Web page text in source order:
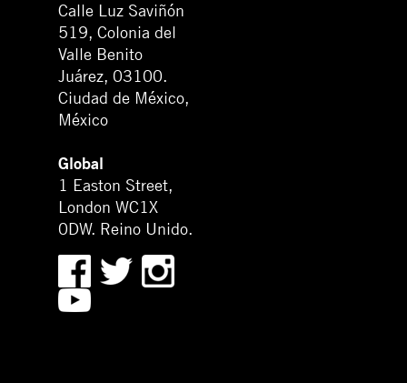
Calle Luz Saviñón
519, Colonia del
Valle Benito
Juárez, 03100.
Ciudad de México,
México
Global
1 Easton Street,
London WC1X
0DW. Reino Unido.